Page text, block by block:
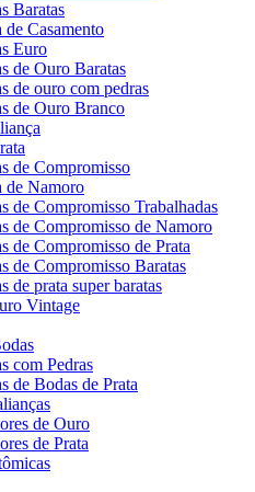
Baratas
de Casamento
Euro
de Ouro Baratas
de ouro com pedras
de Ouro Branco
de Compromisso
de Namoro
de Compromisso Trabalhadas
de Compromisso de Namoro
de Compromisso de Prata
de Compromisso Baratas
de prata super baratas
Vintage
com Pedras
de Bodas de Prata
de Ouro
de Prata